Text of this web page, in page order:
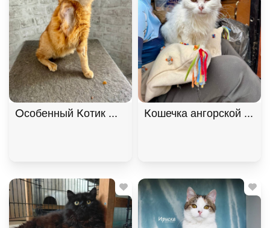
Особенный Котик Махони ищет семью. В дар!,
Кошечка ангорской